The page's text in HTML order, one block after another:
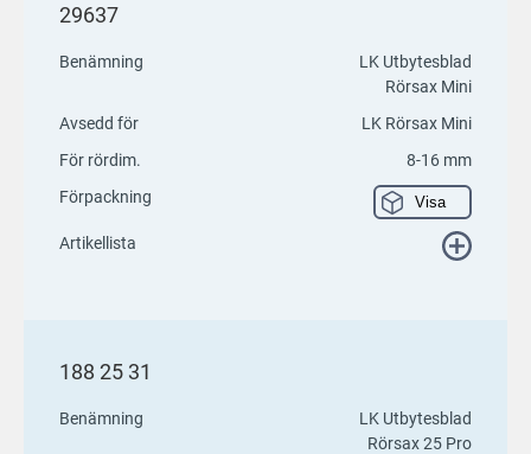
29637
Benämning
LK Utbytesblad
Rörsax Mini
Avsedd för
LK Rörsax Mini
För rördim.
8-16 mm
Förpackning
Visa
Artikellista
188 25 31
Benämning
LK Utbytesblad
Rörsax 25 Pro